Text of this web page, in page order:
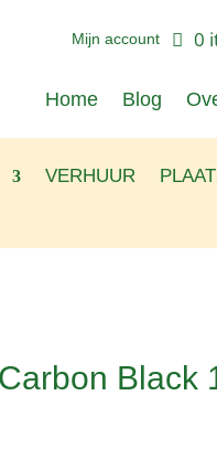
Mijn account 0
Home Blog
VERHUUR
Black